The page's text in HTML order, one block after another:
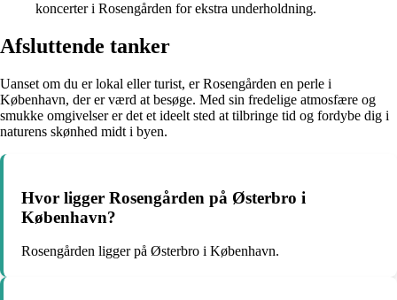
koncerter i Rosengården for ekstra underholdning.
Afsluttende tanker
Uanset om du er lokal eller turist, er Rosengården en perle i
København, der er værd at besøge. Med sin fredelige atmosfære og
smukke omgivelser er det et ideelt sted at tilbringe tid og fordybe dig i
naturens skønhed midt i byen.
Hvor ligger Rosengården på Østerbro i
København?
Rosengården ligger på Østerbro i København.